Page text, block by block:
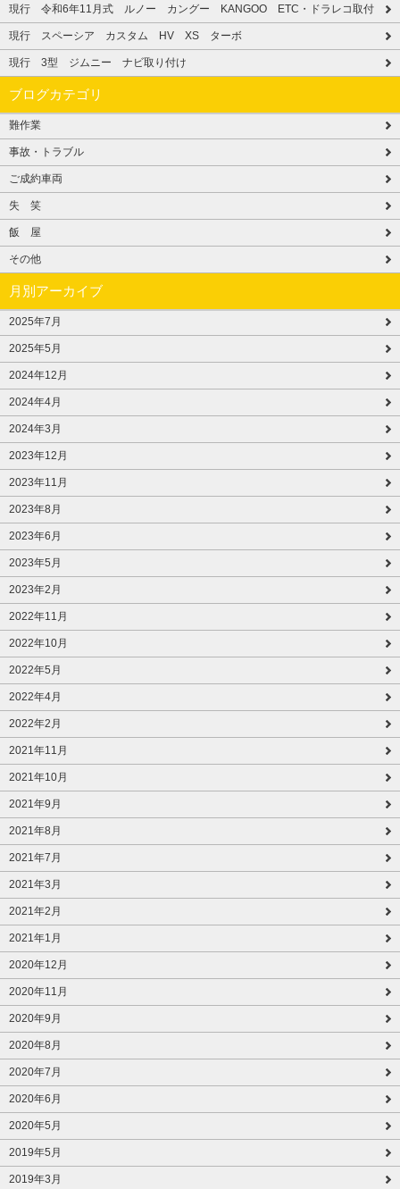
現行 令和6年11月式 ルノー カングー KANGOO ETC・ドラレコ取付
現行 スペーシア カスタム HV XS ターボ
現行 3型 ジムニー ナビ取り付け
ブログカテゴリ
難作業
事故・トラブル
ご成約車両
失 笑
飯 屋
その他
月別アーカイブ
2025年7月
2025年5月
2024年12月
2024年4月
2024年3月
2023年12月
2023年11月
2023年8月
2023年6月
2023年5月
2023年2月
2022年11月
2022年10月
2022年5月
2022年4月
2022年2月
2021年11月
2021年10月
2021年9月
2021年8月
2021年7月
2021年3月
2021年2月
2021年1月
2020年12月
2020年11月
2020年9月
2020年8月
2020年7月
2020年6月
2020年5月
2019年5月
2019年3月